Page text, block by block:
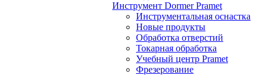
Инструмент Dormer Pramet
Инструментальная оснастка
Новые продукты
Обработка отверстий
Токарная обработка
Учебный центр Pramet
Фрезерование